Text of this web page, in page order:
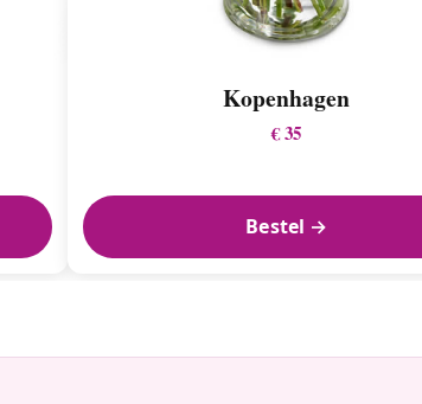
Kopenhagen
€ 35
Bestel →